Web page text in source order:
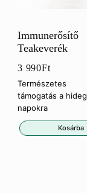
Immunerősítő
Teakeverék
3 990Ft
Természetes
támogatás a hideg
napokra
Kosárba